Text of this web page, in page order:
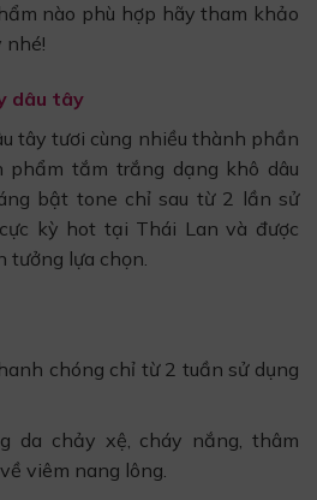
nào phù hợp hãy tham khảo
nhé!
dâu tây
tây tươi cùng nhiều thành phần
phẩm tắm trắng dạng khô dâu
bật tone chỉ sau từ 2 lần sử
kỳ hot tại Thái Lan và được
tưởng lựa chọn.
chóng chỉ từ 2 tuần sử dụng
da chảy xệ, cháy nắng, thâm
viêm nang lông.